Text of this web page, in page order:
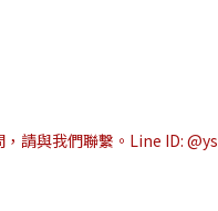
請與我們聯繫。Line ID: